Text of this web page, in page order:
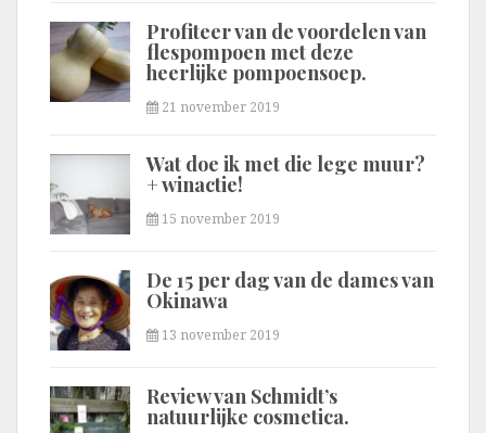
Profiteer van de voordelen van
flespompoen met deze
heerlijke pompoensoep.
21 november 2019
Wat doe ik met die lege muur?
+ winactie!
15 november 2019
De 15 per dag van de dames van
Okinawa
13 november 2019
Review van Schmidt’s
natuurlijke cosmetica.